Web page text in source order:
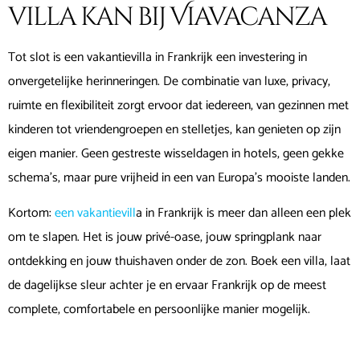
villa kan bij Viavacanza
Tot slot is een vakantievilla in Frankrijk een investering in
onvergetelijke herinneringen. De combinatie van luxe, privacy,
ruimte en flexibiliteit zorgt ervoor dat iedereen, van gezinnen met
kinderen tot vriendengroepen en stelletjes, kan genieten op zijn
eigen manier. Geen gestreste wisseldagen in hotels, geen gekke
schema’s, maar pure vrijheid in een van Europa’s mooiste landen.
Kortom:een vakantievilla in Frankrijk is meer dan alleen een plek
om te slapen. Het is jouw privé-oase, jouw springplank naar
ontdekking en jouw thuishaven onder de zon. Boek een villa, laat
de dagelijkse sleur achter je en ervaar Frankrijk op de meest
complete, comfortabele en persoonlijke manier mogelijk.